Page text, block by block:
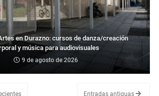
en Durazno: cursos de danza/creación
y música para audiovisuales
9 de agosto de 2026
Entradas antiguas